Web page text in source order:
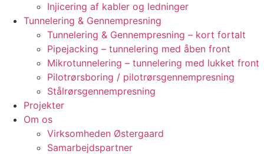
Injicering af kabler og ledninger
Tunnelering & Gennempresning
Tunnelering & Gennempresning – kort fortalt
Pipejacking – tunnelering med åben front
Mikrotunnelering – tunnelering med lukket front
Pilotrørsboring / pilotrørsgennempresning
Stålrørsgennempresning
Projekter
Om os
Virksomheden Østergaard
Samarbejdspartner